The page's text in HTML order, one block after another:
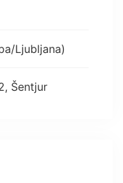
Ljubljana)
Šentjur